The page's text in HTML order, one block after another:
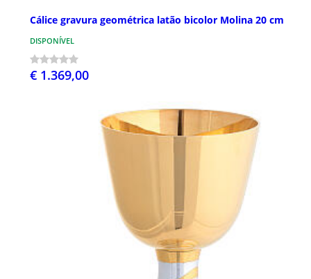
Cálice gravura geométrica latão bicolor Molina 20 cm
DISPONÍVEL
€ 1.369,00